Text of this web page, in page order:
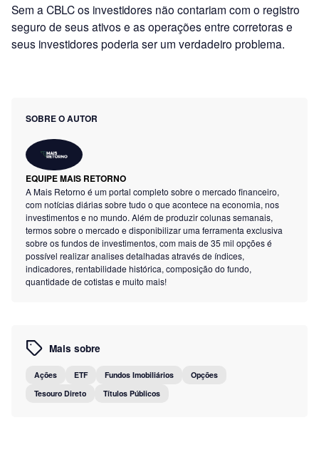
Sem a CBLC os investidores não contariam com o registro
seguro de seus ativos e as operações entre corretoras e
seus investidores poderia ser um verdadeiro problema.
SOBRE O AUTOR
EQUIPE MAIS RETORNO
A Mais Retorno é um portal completo sobre o mercado financeiro,
com notícias diárias sobre tudo o que acontece na economia, nos
investimentos e no mundo. Além de produzir colunas semanais,
termos sobre o mercado e disponibilizar uma ferramenta exclusiva
sobre os fundos de investimentos, com mais de 35 mil opções é
possível realizar analises detalhadas através de índices,
indicadores, rentabilidade histórica, composição do fundo,
quantidade de cotistas e muito mais!
Mais sobre
Ações ETF Fundos Imobiliários
Opções
Tesouro Direto
Títulos Públicos